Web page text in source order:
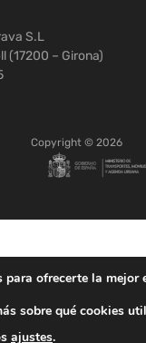
S.L
(17200 – Girona)
Copyright © 2026
ofrecerte la mejor
sobre qué cookies
ajustes.